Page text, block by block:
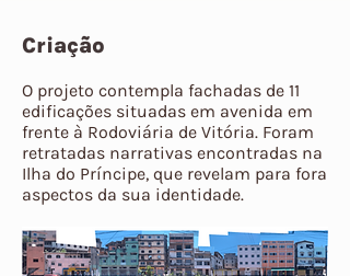
Criação
O projeto contempla fachadas de 11
edificações situadas em avenida em
frente à Rodoviária de Vitória. Foram
retratadas narrativas encontradas na
Ilha do Príncipe, que revelam para fora
aspectos da sua identidade.